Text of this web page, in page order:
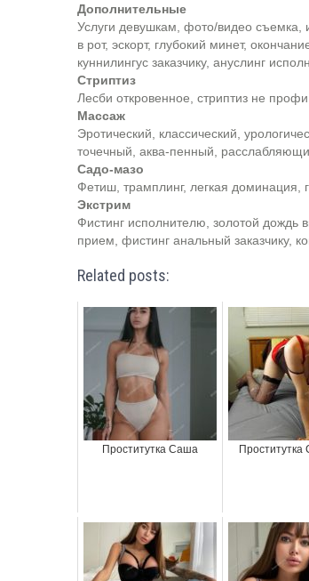
Дополнительные
Услуги девушкам, фото/видео съемка,
в рот, эскорт, глубокий минет,
куннилингус заказчику, ануслинг
Стриптиз
Лесби откровенное, стриптиз не
Массаж
Эротический, классический,
точечный, аква-пенный,
Садо-мазо
Фетиш, трамплинг, легкая доминация,
Экстрим
Фистинг исполнителю, золотой дождь
прием, фистинг анальный заказчику,
Related posts:
Проститутка Саша